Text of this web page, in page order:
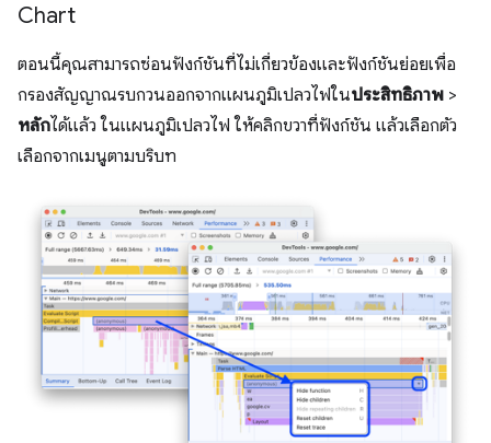
Chart
ตอนนี้คุณสามารถซ่อนฟังก์ชันที่ไม่เกี่ยวข้องและฟังก์ชันย่อยเพื่อ
กรองสัญญาณรบกวนออกจากแผนภูมิเปลวไฟในประสิทธิภาพ >
หลักได้แล้ว ในแผนภูมิเปลวไฟ ให้คลิกขวาที่ฟังก์ชัน แล้วเลือกตัว
เลือกจากเมนูตามบริบท